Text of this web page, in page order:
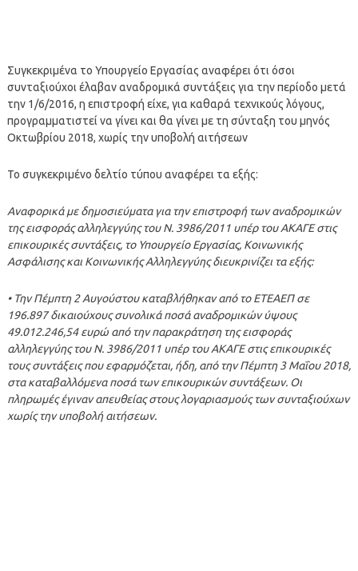
Συγκεκριμένα το Υπουργείο Εργασίας αναφέρει ότι όσοι
συνταξιούχοι έλαβαν αναδρομικά συντάξεις για την περίοδο μετά
την 1/6/2016, η επιστροφή είχε, για καθαρά τεχνικούς λόγους,
προγραμματιστεί να γίνει και θα γίνει με τη σύνταξη του μηνός
Οκτωβρίου 2018, χωρίς την υποβολή αιτήσεων
Το συγκεκριμένο δελτίο τύπου αναφέρει τα εξής:
Αναφορικά με δημοσιεύματα για την επιστροφή των αναδρομικών
της εισφοράς αλληλεγγύης του Ν. 3986/2011 υπέρ του ΑΚΑΓΕ στις
επικουρικές συντάξεις, το Υπουργείο Εργασίας, Κοινωνικής
Ασφάλισης και Κοινωνικής Αλληλεγγύης διευκρινίζει τα εξής:
• Την Πέμπτη 2 Αυγούστου καταβλήθηκαν από το ΕΤΕΑΕΠ σε
196.897 δικαιούχους συνολικά ποσά αναδρομικών ύψους
49.012.246,54 ευρώ από την παρακράτηση της εισφοράς
αλληλεγγύης του Ν. 3986/2011 υπέρ του ΑΚΑΓΕ στις επικουρικές
τους συντάξεις που εφαρμόζεται, ήδη, από την Πέμπτη 3 Μαΐου 2018,
στα καταβαλλόμενα ποσά των επικουρικών συντάξεων. Οι
πληρωμές έγιναν απευθείας στους λογαριασμούς των συνταξιούχων
χωρίς την υποβολή αιτήσεων.